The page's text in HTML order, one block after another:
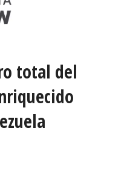
total del